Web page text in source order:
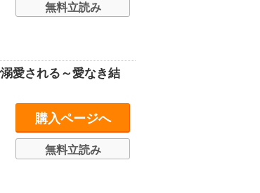
無料立読み
愛される～愛なき結
購入ページへ
無料立読み